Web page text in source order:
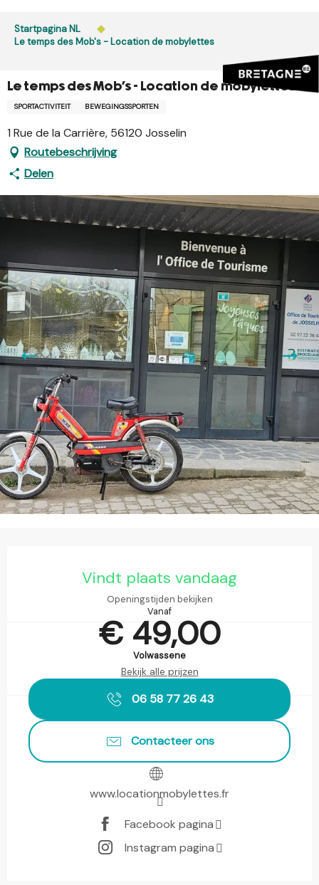
contenu
Startpagina NL
Le temps des Mob's - Location de mobylettes
Le temps des Mob's - Location de mobylettes
SPORTACTIVITEIT BEWEGINGSSPORTEN
1 Rue de la Carrière, 56120 Josselin
Routebeschrijving
Delen
Vindt plaats vandaag
Openingstijden bekijken
Vanaf
€ 49,00
Volwassene
Bekijk alle prijzen
06 58 77 26 43
Contacteer ons
www.locationmobylettes.fr
Facebook pagina
Instagram pagina